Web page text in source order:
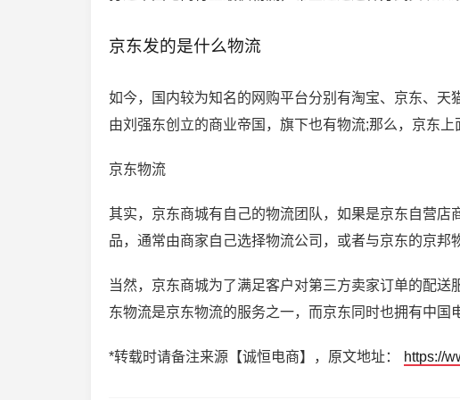
京东发的是什么物流
如今，国内较为知名的网购平台分别有淘宝、京东、
由刘强东创立的商业帝国，旗下也有物流;那么，京东
京东物流
其实，京东商城有自己的物流团队，如果是京东自营
品，通常由商家自己选择物流公司，或者与京东的京邦
当然，京东商城为了满足客户对第三方卖家订单的配
东物流是京东物流的服务之一，而京东同时也拥有中国
*转载时请备注来源【诚恒电商】，原文地址： https://